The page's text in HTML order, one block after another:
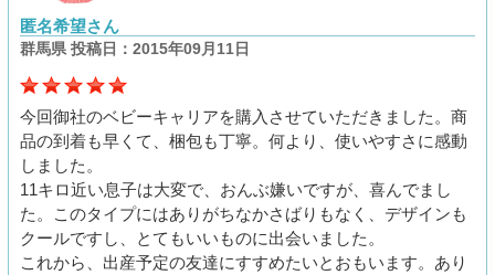
匿名希望さん
群馬県 投稿日：2015年09月11日
今回御社のベビーキャリアを購入させていただきました。商
品の到着も早くて、梱包も丁寧。何より、使いやすさに感動
しました。
11キロ近い息子は大変で、おんぶ嫌いですが、喜んでまし
た。このタイプにはありがちなかさばりもなく、デザインも
クールですし、とてもいいものに出会いました。
これから、出産予定の友達にすすめたいとおもいます。あり